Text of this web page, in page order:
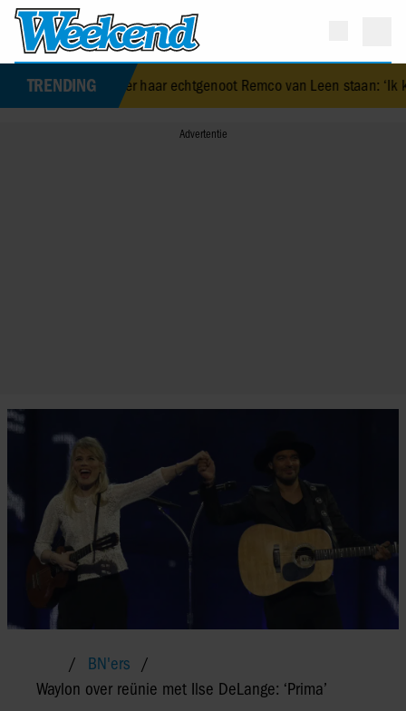
TRENDING
achter haar echtgenoot Remco van Leen staan: ‘Ik kan
BN'ers
Waylon over reünie met Ilse DeLange: ‘Prima’